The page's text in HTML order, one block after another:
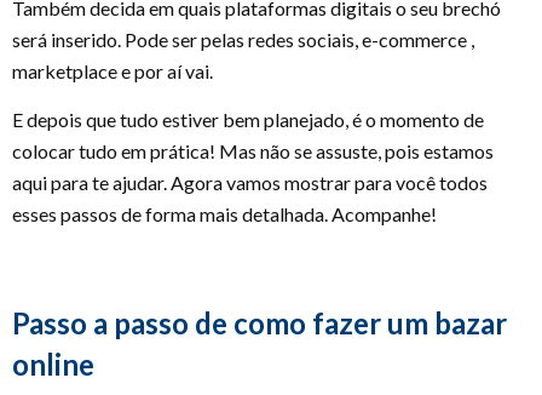
Também decida em quais plataformas digitais o seu brechó
será inserido. Pode ser pelas redes sociais, e-commerce ,
marketplace e por aí vai.
E depois que tudo estiver bem planejado, é o momento de
colocar tudo em prática! Mas não se assuste, pois estamos
aqui para te ajudar. Agora vamos mostrar para você todos
esses passos de forma mais detalhada. Acompanhe!
Passo a passo de como fazer um bazar
online